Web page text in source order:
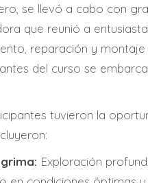
se llevó a cabo con
que reunió a
reparación y
del curso se
tuvieron la
Exploración